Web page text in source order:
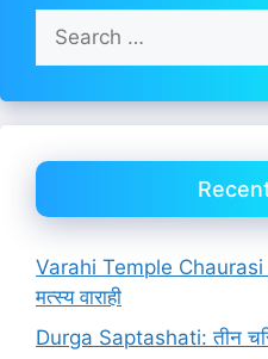
Search
for:
Varahi Temple Chaurasi
मत्स्य वाराही
Durga Saptashati: तीन